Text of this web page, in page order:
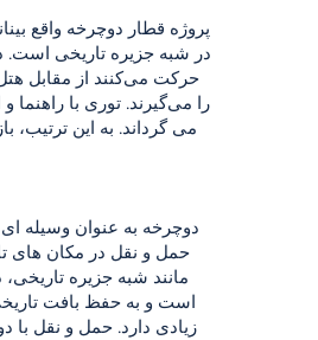
پروژه قطار دوچرخه واقع
در شبه جزیره تاریخی است.
حرکت می‌کنند از مقابل
را می‌گیرند. توری با راهنما
می گرداند. به این ترتیب،
دوچرخه به عنوان وسیله
حمل و نقل در مکان های
مانند شبه جزیره
است و به حفظ بافت
زیادی دارد. حمل و نقل با